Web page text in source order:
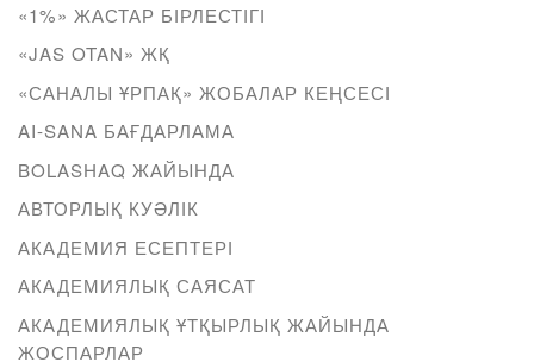
«1%» ЖАСТАР БІРЛЕСТІГІ
«JAS OTAN» ЖҚ
«САНАЛЫ ҰРПАҚ» ЖОБАЛАР КЕҢСЕСІ
AI-SANA БАҒДАРЛАМА
BOLASHAQ ЖАЙЫНДА
АВТОРЛЫҚ КУӘЛІК
АКАДЕМИЯ ЕСЕПТЕРІ
АКАДЕМИЯЛЫҚ САЯСАТ
АКАДЕМИЯЛЫҚ ҰТҚЫРЛЫҚ ЖАЙЫНДА
ЖОСПАРЛАР